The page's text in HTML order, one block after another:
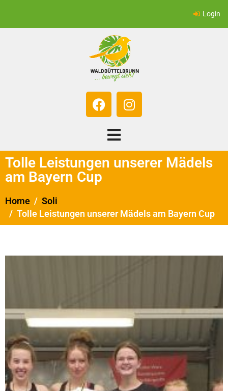
Login
Tolle Leistungen unserer Mädels
am Bayern Cup
Home
Soli
Tolle Leistungen unserer Mädels am Bayern Cup